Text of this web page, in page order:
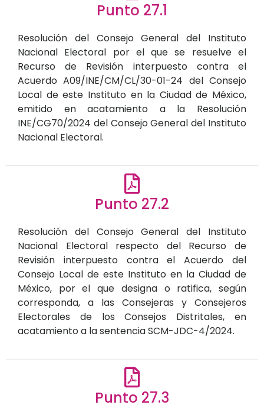
Punto 27.1
Resolución del Consejo General del Instituto
Nacional Electoral por el que se resuelve el
Recurso de Revisión interpuesto contra el
Acuerdo A09/INE/CM/CL/30-01-24 del Consejo
Local de este Instituto en la Ciudad de México,
emitido en acatamiento a la Resolución
INE/CG70/2024 del Consejo General del Instituto
Nacional Electoral.
Punto 27.2
Resolución del Consejo General del Instituto
Nacional Electoral respecto del Recurso de
Revisión interpuesto contra el Acuerdo del
Consejo Local de este Instituto en la Ciudad de
México, por el que designa o ratifica, según
corresponda, a las Consejeras y Consejeros
Electorales de los Consejos Distritales, en
acatamiento a la sentencia SCM-JDC-4/2024.
Punto 27.3